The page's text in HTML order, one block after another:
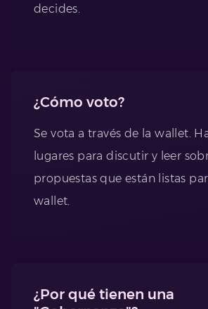
decides.
¿Cómo voto?
Se vota a través de la wallet.
lugares para discutir y leer
propuestas que están listas
wallet.
¿Por qué tienen una